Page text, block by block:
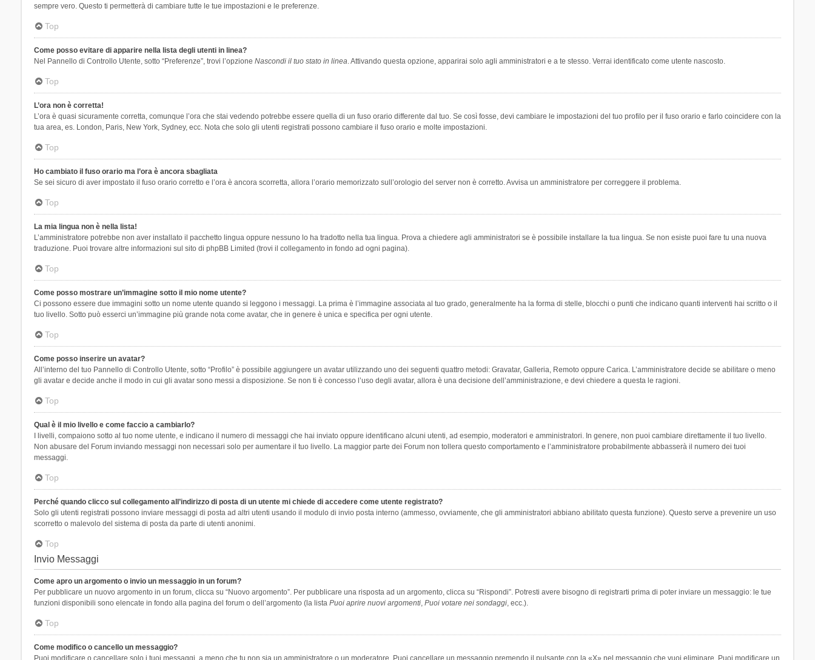
sempre vero. Questo ti permetterà di cambiare tutte le tue impostazioni e le preferenze.
Top
Come posso evitare di apparire nella lista degli utenti in linea?
Nel Pannello di Controllo Utente, sotto “Preferenze”, trovi l’opzione Nascondi il tuo stato in linea. Attivando questa opzione, apparirai solo agli amministratori e a te stesso. Verrai identificato come utente nascosto.
Top
L’ora non è corretta!
L’ora è quasi sicuramente corretta, comunque l’ora che stai vedendo potrebbe essere quella di un fuso orario differente dal tuo. Se così fosse, devi cambiare le impostazioni del tuo profilo per il fuso orario e farlo coincidere con la
tua area, es. London, Paris, New York, Sydney, ecc. Nota che solo gli utenti registrati possono cambiare il fuso orario e molte impostazioni.
Top
Ho cambiato il fuso orario ma l’ora è ancora sbagliata
Se sei sicuro di aver impostato il fuso orario corretto e l’ora è ancora scorretta, allora l’orario memorizzato sull’orologio del server non è corretto. Avvisa un amministratore per correggere il problema.
Top
La mia lingua non è nella lista!
L’amministratore potrebbe non aver installato il pacchetto lingua oppure nessuno lo ha tradotto nella tua lingua. Prova a chiedere agli amministratori se è possibile installare la tua lingua. Se non esiste puoi fare tu una nuova
traduzione. Puoi trovare altre informazioni sul sito di phpBB Limited (trovi il collegamento in fondo ad ogni pagina).
Top
Come posso mostrare un’immagine sotto il mio nome utente?
Ci possono essere due immagini sotto un nome utente quando si leggono i messaggi. La prima è l’immagine associata al tuo grado, generalmente ha la forma di stelle, blocchi o punti che indicano quanti interventi hai scritto o il
tuo livello. Sotto può esserci un’immagine più grande nota come avatar, che in genere è unica e specifica per ogni utente.
Top
Come posso inserire un avatar?
All’interno del tuo Pannello di Controllo Utente, sotto “Profilo” è possibile aggiungere un avatar utilizzando uno dei seguenti quattro metodi: Gravatar, Galleria, Remoto oppure Carica. L’amministratore decide se abilitare o meno
gli avatar e decide anche il modo in cui gli avatar sono messi a disposizione. Se non ti è concesso l’uso degli avatar, allora è una decisione dell’amministrazione, e devi chiedere a questa le ragioni.
Top
Qual è il mio livello e come faccio a cambiarlo?
I livelli, compaiono sotto al tuo nome utente, e indicano il numero di messaggi che hai inviato oppure identificano alcuni utenti, ad esempio, moderatori e amministratori. In genere, non puoi cambiare direttamente il tuo livello.
Non abusare del Forum inviando messaggi non necessari solo per aumentare il tuo livello. La maggior parte dei Forum non tollera questo comportamento e l’amministratore probabilmente abbasserà il numero dei tuoi
messaggi.
Top
Perché quando clicco sul collegamento all’indirizzo di posta di un utente mi chiede di accedere come utente registrato?
Solo gli utenti registrati possono inviare messaggi di posta ad altri utenti usando il modulo di invio posta interno (ammesso, ovviamente, che gli amministratori abbiano abilitato questa funzione). Questo serve a prevenire un uso
scorretto o malevolo del sistema di posta da parte di utenti anonimi.
Top
Invio Messaggi
Come apro un argomento o invio un messaggio in un forum?
Per pubblicare un nuovo argomento in un forum, clicca su “Nuovo argomento”. Per pubblicare una risposta ad un argomento, clicca su “Rispondi”. Potresti avere bisogno di registrarti prima di poter inviare un messaggio: le tue
funzioni disponibili sono elencate in fondo alla pagina del forum o dell’argomento (la lista Puoi aprire nuovi argomenti, Puoi votare nei sondaggi, ecc.).
Top
Come modifico o cancello un messaggio?
Puoi modificare o cancellare solo i tuoi messaggi, a meno che tu non sia un amministratore o un moderatore. Puoi cancellare un messaggio premendo il pulsante con la «X» nel messaggio che vuoi eliminare. Puoi modificare un